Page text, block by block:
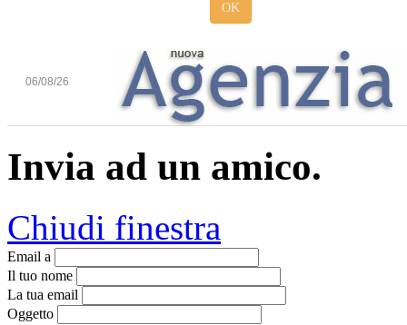
OK
06/08/26
Invia ad un amico.
Chiudi finestra
Email a
Il tuo nome
La tua email
Oggetto